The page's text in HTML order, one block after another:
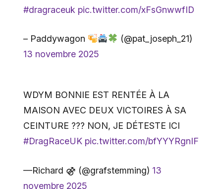
#dragraceuk pic.twitter.com/xFsGnwwfID
– Paddywagon
(@pat_joseph_21)
13 novembre 2025
WDYM BONNIE EST RENTÉE À LA
MAISON AVEC DEUX VICTOIRES À SA
CEINTURE ??? NON, JE DÉTESTE ICI
#DragRaceUK pic.twitter.com/bfYYYRgnIF
—Richard ⚣ (@grafstemming) 13
novembre 2025